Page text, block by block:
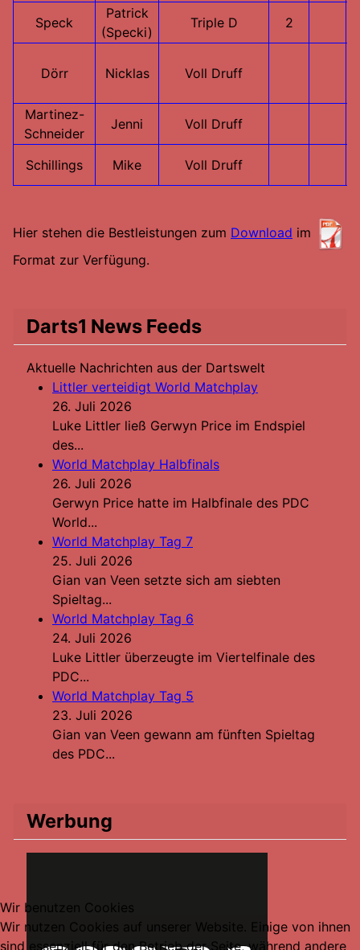
Speck
Patrick
(Specki)
Triple D 2
Dörr Nicklas Voll Druff
Martinez-
Schneider
Jenni Voll Druff
Schillings Mike Voll Druff
Hier stehen die Bestleistungen zum Download im
Format zur Verfügung.
Darts1 News Feeds
Aktuelle Nachrichten aus der Dartswelt
Littler verteidigt World Matchplay
26. Juli 2026
Luke Littler ließ Gerwyn Price im Endspiel
des...
World Matchplay Halbfinals
26. Juli 2026
Gerwyn Price hatte im Halbfinale des PDC
World...
World Matchplay Tag 7
25. Juli 2026
Gian van Veen setzte sich am siebten
Spieltag...
World Matchplay Tag 6
24. Juli 2026
Luke Littler überzeugte im Viertelfinale des
PDC...
World Matchplay Tag 5
23. Juli 2026
Gian van Veen gewann am fünften Spieltag
des PDC...
Werbung
Wir benutzen Cookies
Wir nutzen Cookies auf unserer Website. Einige von ihnen
sind essenziell für den Betrieb der Seite, während andere